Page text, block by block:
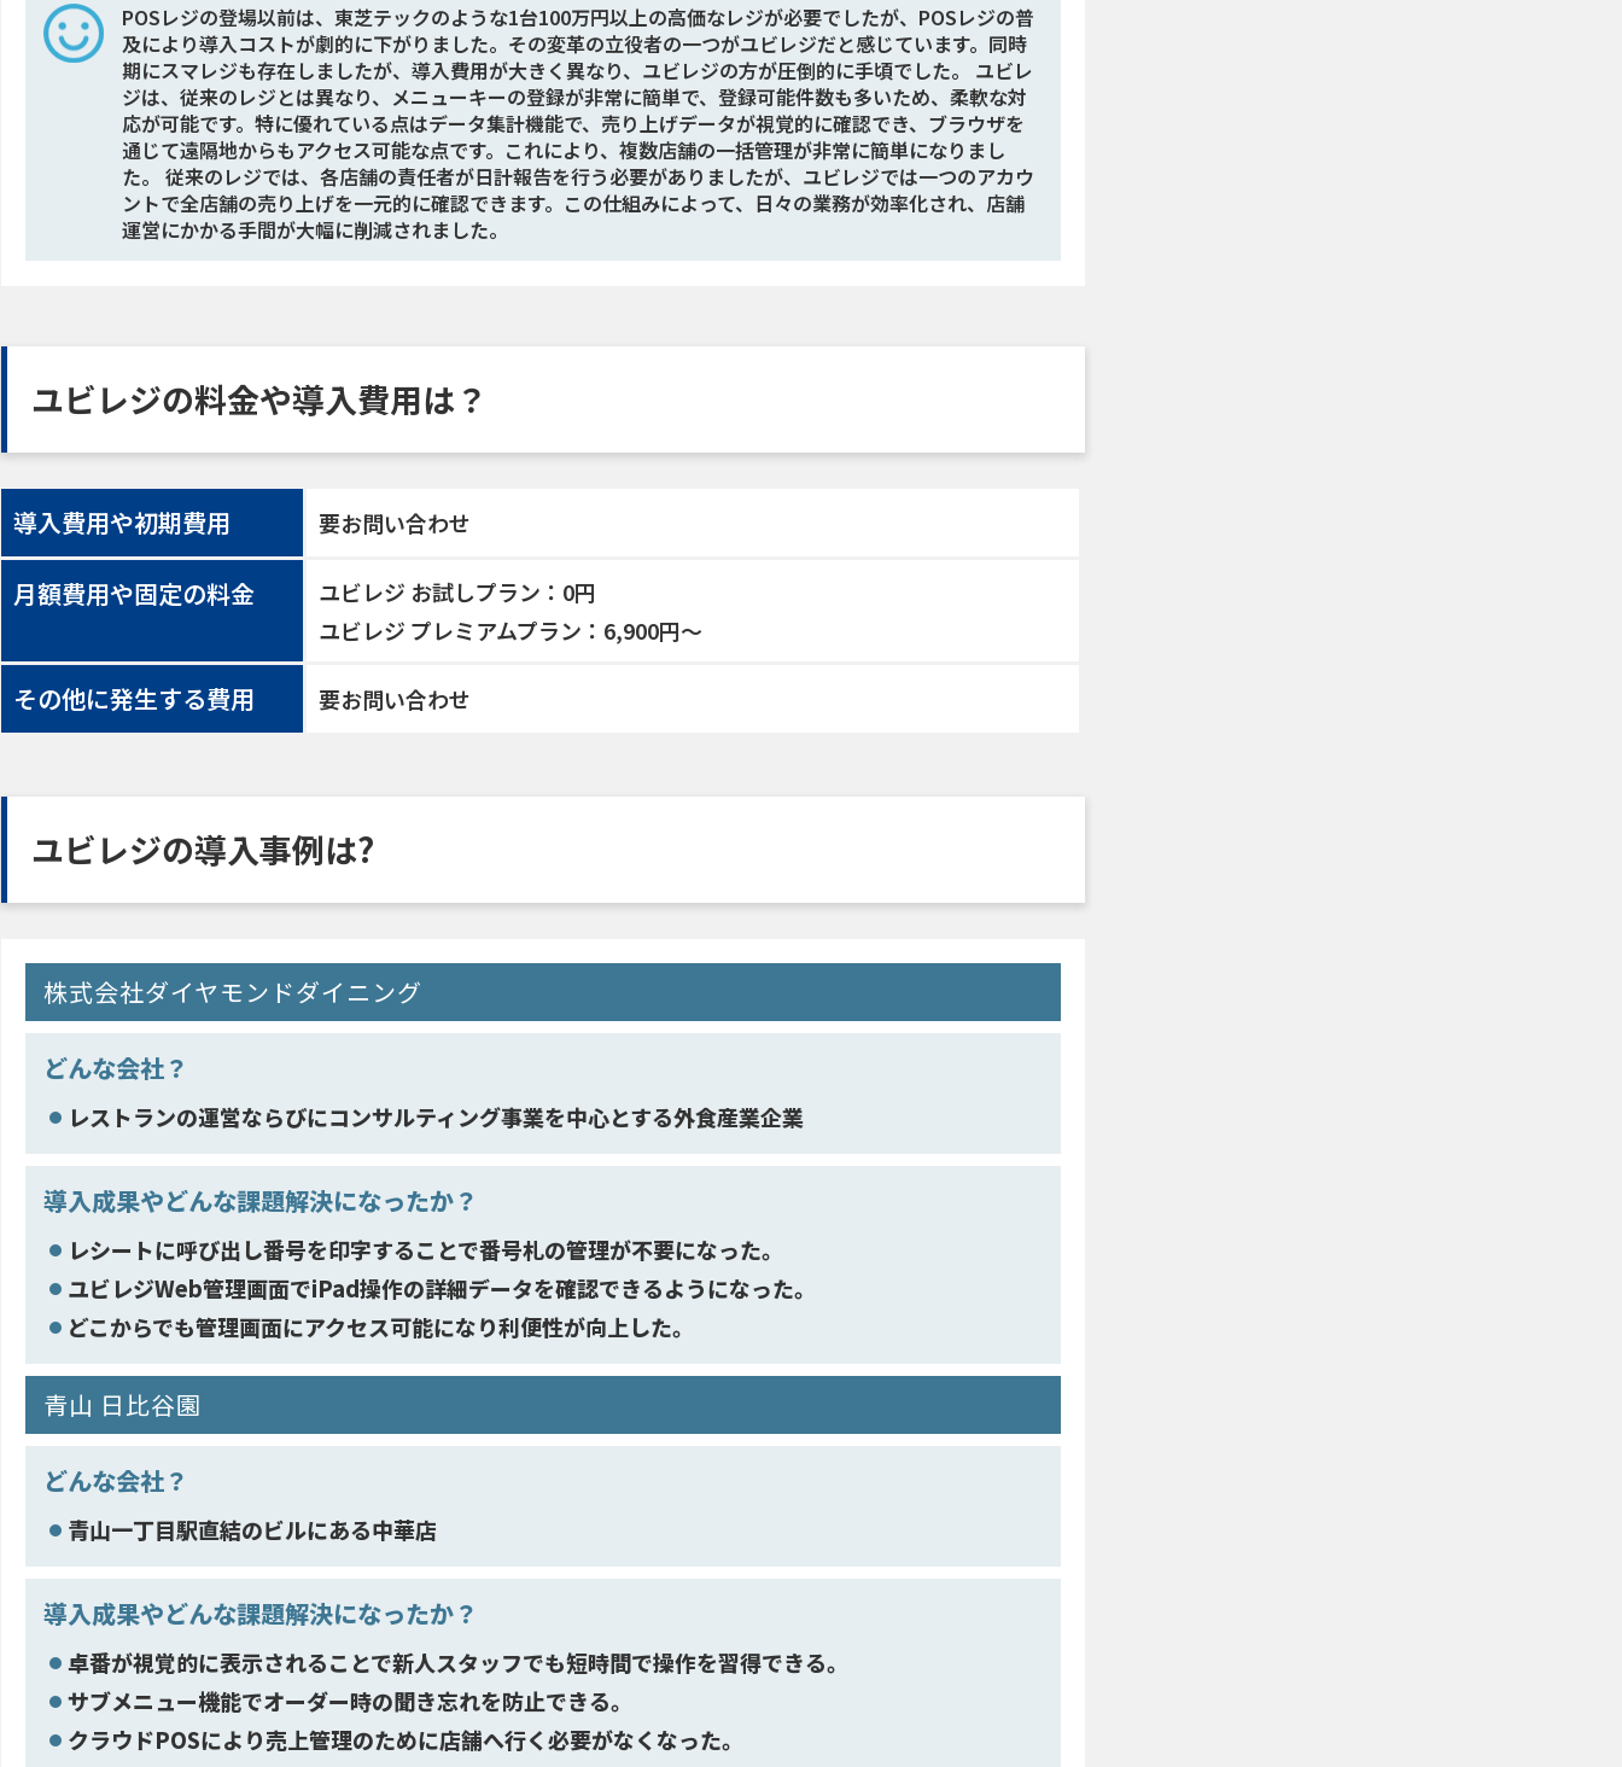
POSレジの登場以前は、東芝テックのような1台100万円以上の高価なレジが必要でしたが、POSレジの普
及により導入コストが劇的に下がりました。その変革の立役者の一つがユビレジだと感じています。同時
期にスマレジも存在しましたが、導入費用が大きく異なり、ユビレジの方が圧倒的に手頃でした。 ユビレ
ジは、従来のレジとは異なり、メニューキーの登録が非常に簡単で、登録可能件数も多いため、柔軟な対
応が可能です。特に優れている点はデータ集計機能で、売り上げデータが視覚的に確認でき、ブラウザを
通じて遠隔地からもアクセス可能な点です。これにより、複数店舗の一括管理が非常に簡単になりまし
た。 従来のレジでは、各店舗の責任者が日計報告を行う必要がありましたが、ユビレジでは一つのアカウ
ントで全店舗の売り上げを一元的に確認できます。この仕組みによって、日々の業務が効率化され、店舗
運営にかかる手間が大幅に削減されました。
ユビレジの料金や導入費用は？
導入費用や初期費用 要お問い合わせ
月額費用や固定の料金
ユビレジ お試しプラン：0円
ユビレジ プレミアムプラン：6,900円～
その他に発生する費用 要お問い合わせ
ユビレジの導入事例は?
株式会社ダイヤモンドダイニング
どんな会社？
レストランの運営ならびにコンサルティング事業を中心とする外食産業企業
導入成果やどんな課題解決になったか？
レシートに呼び出し番号を印字することで番号札の管理が不要になった。
ユビレジWeb管理画面でiPad操作の詳細データを確認できるようになった。
どこからでも管理画面にアクセス可能になり利便性が向上した。
青山 日比谷園
どんな会社？
青山一丁目駅直結のビルにある中華店
導入成果やどんな課題解決になったか？
卓番が視覚的に表示されることで新人スタッフでも短時間で操作を習得できる。
サブメニュー機能でオーダー時の聞き忘れを防止できる。
クラウドPOSにより売上管理のために店舗へ行く必要がなくなった。